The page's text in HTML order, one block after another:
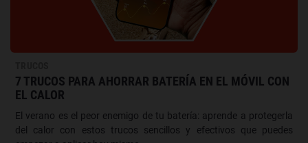
7 TRUCOS PARA AHORRAR BATERÍA EN EL MÓVIL CON
EL CALOR
El verano es el peor enemigo de tu batería: aprende a protegerla
del calor con estos trucos sencillos y efectivos que puedes